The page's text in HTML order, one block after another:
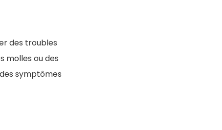
des troubles
molles ou des
symptômes